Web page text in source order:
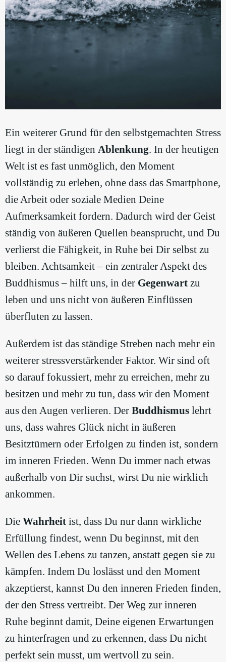
Ein weiterer Grund für den selbstgemachten Stress
liegt in der ständigen Ablenkung. In der heutigen
Welt ist es fast unmöglich, den Moment
vollständig zu erleben, ohne dass das Smartphone,
die Arbeit oder soziale Medien Deine
Aufmerksamkeit fordern. Dadurch wird der Geist
ständig von äußeren Quellen beansprucht, und Du
verlierst die Fähigkeit, in Ruhe bei Dir selbst zu
bleiben. Achtsamkeit – ein zentraler Aspekt des
Buddhismus – hilft uns, in der Gegenwart zu
leben und uns nicht von äußeren Einflüssen
überfluten zu lassen.
Außerdem ist das ständige Streben nach mehr ein
weiterer stressverstärkender Faktor. Wir sind oft
so darauf fokussiert, mehr zu erreichen, mehr zu
besitzen und mehr zu tun, dass wir den Moment
aus den Augen verlieren. Der Buddhismus lehrt
uns, dass wahres Glück nicht in äußeren
Besitztümern oder Erfolgen zu finden ist, sondern
im inneren Frieden. Wenn Du immer nach etwas
außerhalb von Dir suchst, wirst Du nie wirklich
ankommen.
Die Wahrheit ist, dass Du nur dann wirkliche
Erfüllung findest, wenn Du beginnst, mit den
Wellen des Lebens zu tanzen, anstatt gegen sie zu
kämpfen. Indem Du loslässt und den Moment
akzeptierst, kannst Du den inneren Frieden finden,
der den Stress vertreibt. Der Weg zur inneren
Ruhe beginnt damit, Deine eigenen Erwartungen
zu hinterfragen und zu erkennen, dass Du nicht
perfekt sein musst, um wertvoll zu sein.